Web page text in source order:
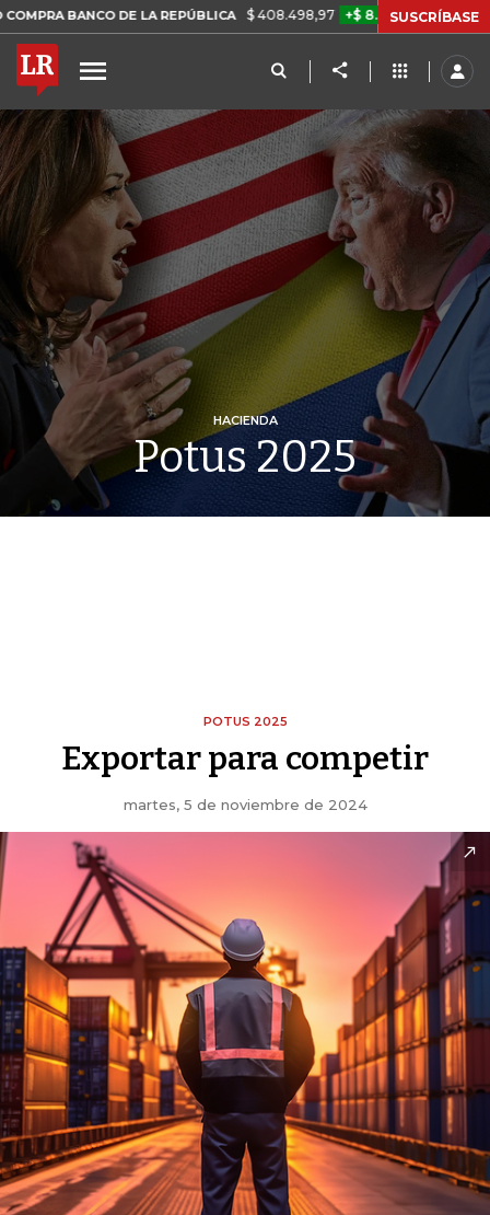
DE LA REPÚBLICA $ 408.498,97 +$ 8.753,81 +2,19% TASA
SUSCRÍBASE
HACIENDA
Potus 2025
POTUS 2025
Exportar para competir
martes, 5 de noviembre de 2024